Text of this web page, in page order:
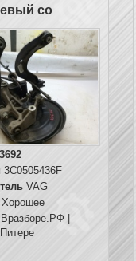
со
3C0505436F
VAG
Хорошее
Вразборе.РФ |